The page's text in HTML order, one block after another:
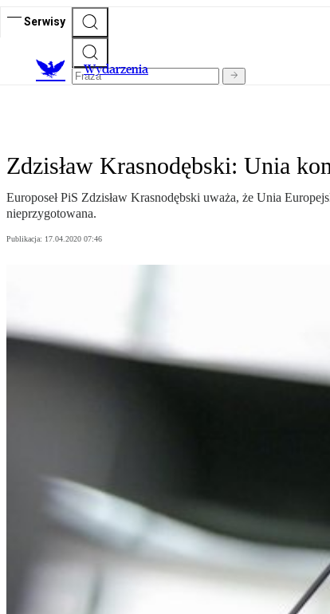
Serwisy
Wydarzenia
Zdzisław Krasnodębski: Unia
Europoseł PiS Zdzisław Krasnodębski uważa, że Unia
nieprzygotowana.
Publikacja: 17.04.2020 07:46